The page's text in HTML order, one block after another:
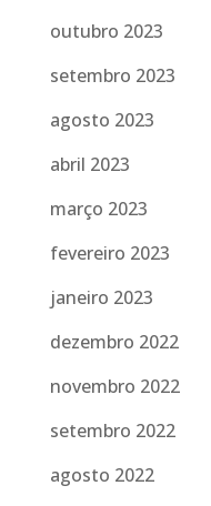
outubro 2023
setembro 2023
agosto 2023
abril 2023
março 2023
fevereiro 2023
janeiro 2023
dezembro 2022
novembro 2022
setembro 2022
agosto 2022